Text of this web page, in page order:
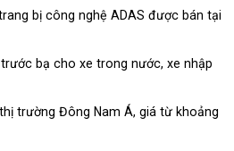
bị công nghệ ADAS được bán tại
bạ cho xe trong nước, xe nhập
trường Đông Nam Á, giá từ khoảng